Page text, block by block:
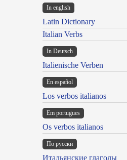
In english
Latin Dictionary
Italian Verbs
In Deutsch
Italienische Verben
En español
Los verbos italianos
Em portugues
Os verbos italianos
По русски
Итальянские глаголы